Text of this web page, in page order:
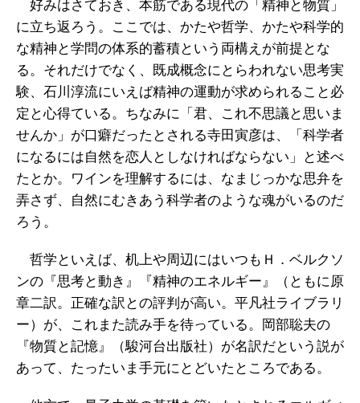
好みはさておき、本筋である現代の「精神と物質」
に立ち返ろう。ここでは、かたや哲学、かたや科学的
な精神と学問の体系的蓄積という両構えが前提とな
る。それだけでなく、既成概念にとらわれない思考実
験、石川淳流にいえば精神の運動が求められること必
定と心得ている。ちなみに「君、これ不思議と思いま
せんか」が口癖だったとされる寺田寅彦は、「科学者
になるには自然を恋人としなければならない」と述べ
たとか。ワインを理解するには、なまじっかな思弁を
弄さず、自然にむきあう科学者のような魂がいるのだ
ろう。
哲学といえば、机上や周辺にはいつもＨ．ベルクソ
ンの『思考と動き』『精神のエネルギー』（ともに原
章二訳。正確な訳との評判が高い。平凡社ライブラリ
ー）が、これまた読み手を待っている。岡部聡夫の
『物質と記憶』（駿河台出版社）が名訳だという説が
あって、たったいま手元にとどいたところである。